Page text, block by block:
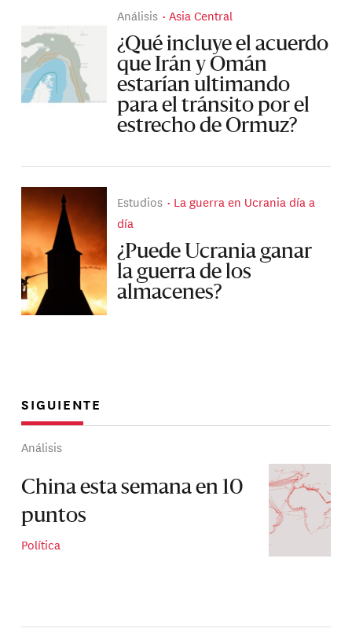
Análisis Asia Central
¿Qué incluye el acuerdo
que Irán y Omán
estarían ultimando
para el tránsito por el
estrecho de Ormuz?
Estudios
La guerra en Ucrania día a
día
¿Puede Ucrania ganar
la guerra de los
almacenes?
SIGUIENTE
Análisis
China esta semana en 10
puntos
Política